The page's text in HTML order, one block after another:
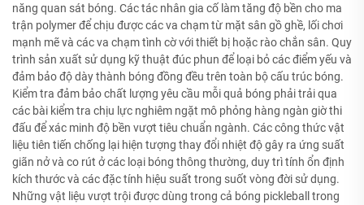
năng quan sát bóng. Các tác nhân gia cố làm tăng độ bền cho ma
trận polymer để chịu được các va chạm từ mặt sân gồ ghề, lối chơi
mạnh mẽ và các va chạm tình cờ với thiết bị hoặc rào chắn sân. Quy
trình sản xuất sử dụng kỹ thuật đúc phun để loại bỏ các điểm yếu và
đảm bảo độ dày thành bóng đồng đều trên toàn bộ cấu trúc bóng.
Kiểm tra đảm bảo chất lượng yêu cầu mỗi quả bóng phải trải qua
các bài kiểm tra chịu lực nghiêm ngặt mô phỏng hàng ngàn giờ thi
đấu để xác minh độ bền vượt tiêu chuẩn ngành. Các công thức vật
liệu tiên tiến chống lại hiện tượng thay đổi nhiệt độ gây ra ứng suất
giãn nở và co rút ở các loại bóng thông thường, duy trì tính ổn định
kích thước và các đặc tính hiệu suất trong suốt vòng đời sử dụng.
Những vật liệu vượt trội được dùng trong cả bóng pickleball trong